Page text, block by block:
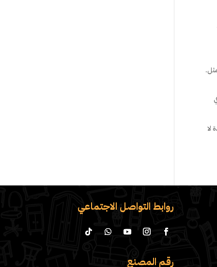
لا
روابط التواصل الاجتماعي
رقم المصنع